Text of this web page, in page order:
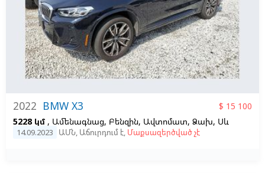
2022 BMW X3
$ 15 100
5228 կմ , Ամենագնաց, Բենզին, Ավտոմատ, Ձախ, Սև
14.09.2023 ԱՄՆ, Աճուրդում է, Մաքսազերծված չէ